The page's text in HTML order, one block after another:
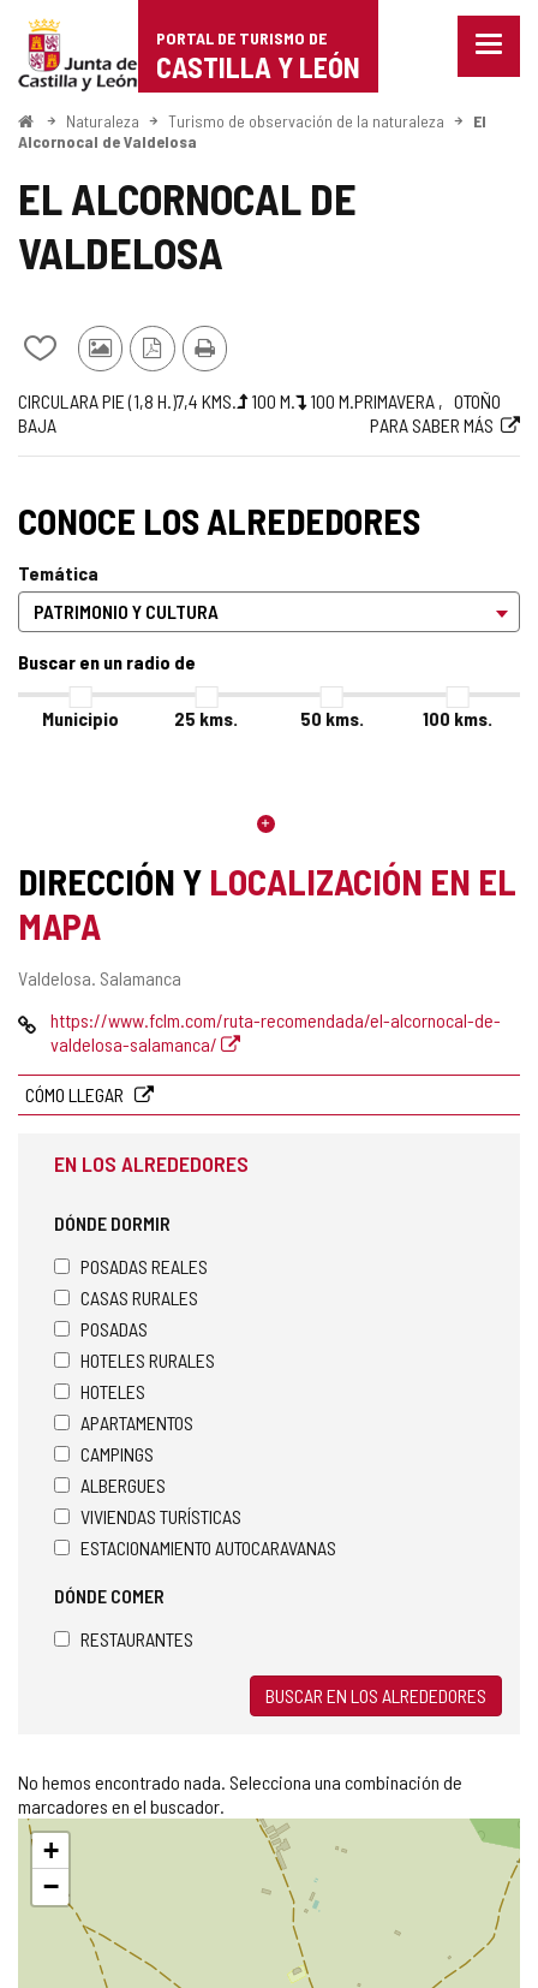
Portal
de
Turismo
de
Castilla
PORTAL DE TURISMO DE
CASTILLA Y LEÓN
Menu
InicioNaturaleza Turismo de observación de la naturaleza
El
Alcornocal de Valdelosa
EL ALCORNOCAL DE
VALDELOSA
Añadir/quitar
mis
cuadernos
Fotos
otros
VersiónImprimir
Trayecto
CIRCULAR
Medio A PIE (1,8 H. )
Longitud 7,4 KMS.
Desnivel
subida
(m)
100 M.
Desnivel
bajada
(m)
100 M.
Recomendada PRIMAVERA OTOÑO
Dificultad
de
la
BAJA
Enlace
a
web
PARA SABER MÁS
CONOCE LOS ALREDEDORES
Temática
Buscar en un radio de
Municipio 25 kms. 50 kms. 100 kms.
DIRECCIÓN Y LOCALIZACIÓN EN EL
MAPA
Dirección
Valdelosa. Salamanca
Página
Web
https://www.fclm.com/ruta-recomendada/el-alcornocal-de-
valdelosa-salamanca/
CÓMO LLEGAR
EN LOS ALREDEDORES
DÓNDE DORMIR
POSADAS REALES
CASAS RURALES
POSADAS
HOTELES RURALES
HOTELES
APARTAMENTOS
CAMPINGS
ALBERGUES
VIVIENDAS TURÍSTICAS
ESTACIONAMIENTO AUTOCARAVANAS
DÓNDE COMER
RESTAURANTES
BUSCAR EN LOS ALREDEDORES
No hemos encontrado nada. Selecciona una combinación de
marcadores en el buscador.
Saltar
mapa
+
−